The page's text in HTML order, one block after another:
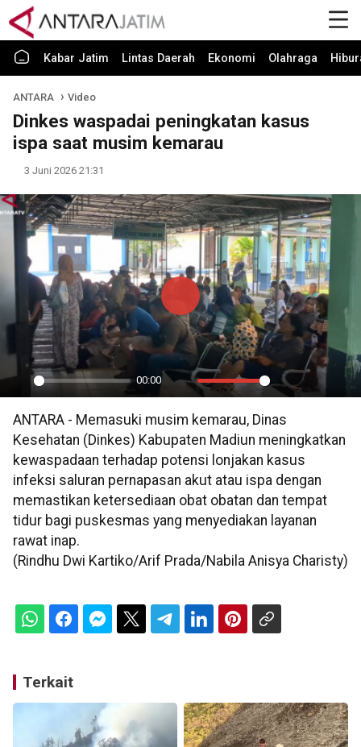
Kabar Jatim Lintas Daerah Ekonomi Olahraga
ANTARA Video
Dinkes waspadai peningkatan kasus
ispa saat musim kemarau
3 Juni 2026 21:31
Play
00:00
Mute Settings
PIP
Play
ANTARA - Memasuki musim kemarau, Dinas
Kesehatan (Dinkes) Kabupaten Madiun meningkatkan
kewaspadaan terhadap potensi lonjakan kasus
infeksi saluran pernapasan akut atau ispa dengan
memastikan ketersediaan obat obatan dan tempat
tidur bagi puskesmas yang menyediakan layanan
rawat inap.
(Rindhu Dwi Kartiko/Arif Prada/Nabila Anisya Charisty)
Terkait